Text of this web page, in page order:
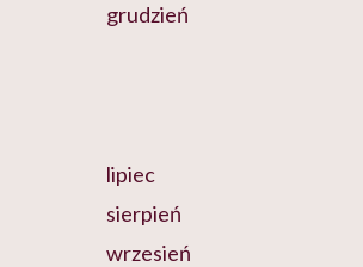
grudzień
lipiec
sierpień
wrzesień